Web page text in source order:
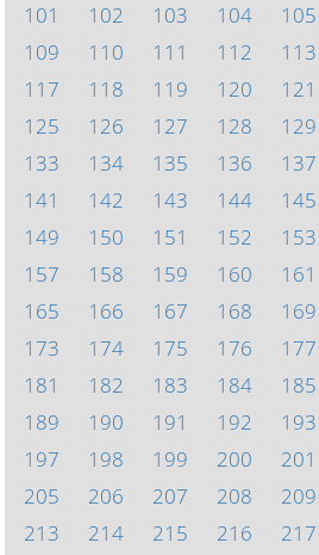
101
102 103 104 105
109
110 111 112 113
117
118 119 120 121
125
126 127 128 129
133
134 135 136 137
141
142 143 144 145
149
150 151 152 153
157
158 159 160 161
165
166 167 168 169
173
174 175 176 177
181
182 183 184 185
189
190 191 192 193
197
198 199 200 201
205
206 207 208 209
213
214 215 216 217